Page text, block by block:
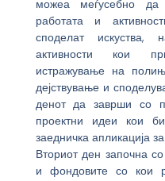
можеа меѓусебно
работата и
споделат искуства,
активности кои
истражување на
дејствување и
денот да заврши со
проектни идеи кои
заедничка апликација
Вториот ден започна
и фондовите со кои